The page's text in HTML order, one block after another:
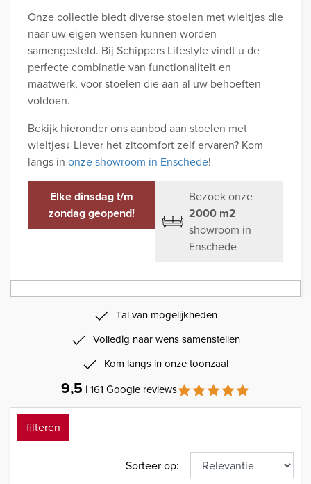
Onze collectie biedt diverse stoelen met wieltjes die
naar uw eigen wensen kunnen worden
samengesteld. Bij Schippers Lifestyle vindt u de
perfecte combinatie van functionaliteit en
maatwerk, voor stoelen die aan al uw behoeften
voldoen.
Bekijk hieronder ons aanbod aan stoelen met
wieltjes↓ Liever het zitcomfort zelf ervaren? Kom
langs in onze showroom in Enschede!
Elke dinsdag t/m
zondag geopend!
Bezoek onze
2000 m2
showroom in
Enschede
Tal van mogelijkheden
Volledig naar wens samenstellen
Kom langs in onze toonzaal
9,5 | 161 Google reviews
filteren
Sorteer op: